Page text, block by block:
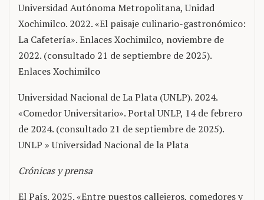
Universidad Autónoma Metropolitana, Unidad
Xochimilco. 2022. «El paisaje culinario-gastronómico:
La Cafetería». Enlaces Xochimilco, noviembre de
2022. (consultado 21 de septiembre de 2025).
Enlaces Xochimilco
Universidad Nacional de La Plata (UNLP). 2024.
«Comedor Universitario». Portal UNLP, 14 de febrero
de 2024. (consultado 21 de septiembre de 2025).
UNLP » Universidad Nacional de la Plata
Crónicas y prensa
El País. 2025. «Entre puestos callejeros, comedores y